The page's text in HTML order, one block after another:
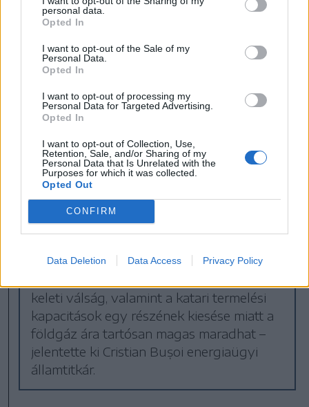
personal data.
Opted In
I want to opt-out of the Sale of my
Personal Data.
Opted In
I want to opt-out of processing my
Personal Data for Targeted Advertising.
Opted In
I want to opt-out of Collection, Use,
Retention, Sale, and/or Sharing of my
Personal Data that Is Unrelated with the
Purposes for which it was collected.
Opted Out
CONFIRM
Data Deletion Data Access Privacy Policy
Energiaügyi államtitkár:
nehéz időszak lehet a
következő tél és 2027
tavasza
Továbbra is kiszámíthatatlan a helyzet a
keleti válság, valamint a katari termelési
kapacitások egy részének kiesése miatt a
földgáz ára tartósan magas maradhat –
jelentette ki Cristian Bușoi energiaügyi
államtitkár.